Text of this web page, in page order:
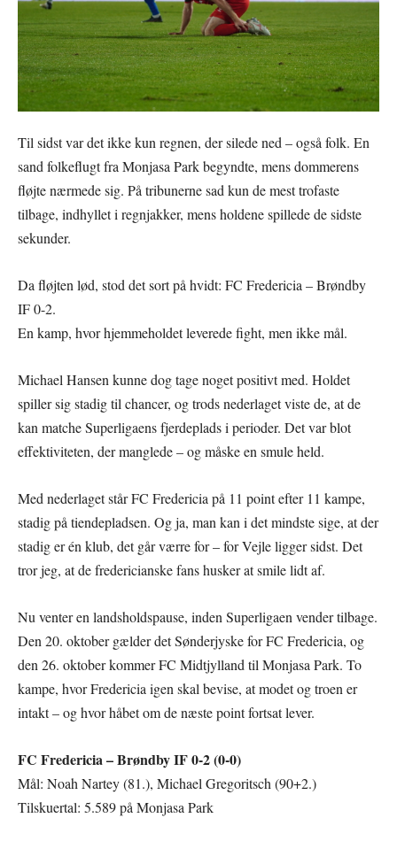
Til sidst var det ikke kun regnen, der silede ned – også folk. En
sand folkeflugt fra Monjasa Park begyndte, mens dommerens
fløjte nærmede sig. På tribunerne sad kun de mest trofaste
tilbage, indhyllet i regnjakker, mens holdene spillede de sidste
sekunder.
Da fløjten lød, stod det sort på hvidt: FC Fredericia – Brøndby
IF 0-2.
En kamp, hvor hjemmeholdet leverede fight, men ikke mål.
Michael Hansen kunne dog tage noget positivt med. Holdet
spiller sig stadig til chancer, og trods nederlaget viste de, at de
kan matche Superligaens fjerdeplads i perioder. Det var blot
effektiviteten, der manglede – og måske en smule held.
Med nederlaget står FC Fredericia på 11 point efter 11 kampe,
stadig på tiendepladsen. Og ja, man kan i det mindste sige, at der
stadig er én klub, det går værre for – for Vejle ligger sidst. Det
tror jeg, at de fredericianske fans husker at smile lidt af.
Nu venter en landsholdspause, inden Superligaen vender tilbage.
Den 20. oktober gælder det Sønderjyske for FC Fredericia, og
den 26. oktober kommer FC Midtjylland til Monjasa Park. To
kampe, hvor Fredericia igen skal bevise, at modet og troen er
intakt – og hvor håbet om de næste point fortsat lever.
FC Fredericia – Brøndby IF 0-2 (0-0)
Mål: Noah Nartey (81.), Michael Gregoritsch (90+2.)
Tilskuertal: 5.589 på Monjasa Park